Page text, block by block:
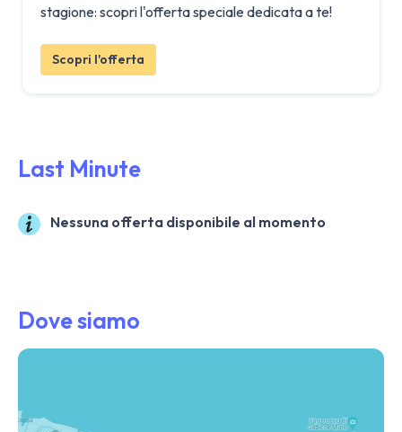
stagione: scopri l'offerta speciale dedicata a te!
Scopri l'offerta
Last Minute
Nessuna offerta disponibile al momento
Dove siamo